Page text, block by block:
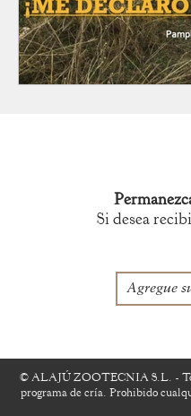
Si desea
© ALAJÚ ZOOTECNIA S.L. -
programa de cría. Prohibido